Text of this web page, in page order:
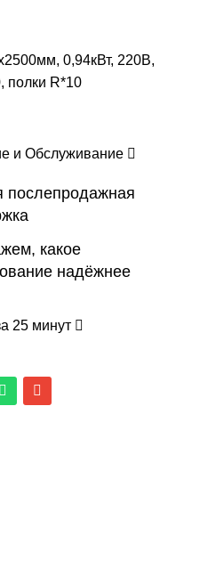
0,94кВт, 220В,
полки R*10
и Обслуживание
послепродажная
какое
надёжнее
25 минут